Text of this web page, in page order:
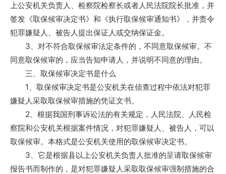
上公安机关负责人、检察院检察长或者人民法院院长批准，并
签发《取保候审决定书》和《执行取保候审通知书》，并责令
犯罪嫌疑人、被告人提出保证人或交纳保证金。
3、对不符合取保候审法定条件的，不同意取保候审。不
同意取保候审的，应当告知申请人，并说明不同意的理由。
三、取保候审决定书是什么
1、取保候审决定书是公安机关在侦查过程中依法对犯罪
嫌疑人采取取保候审措施的凭证文书。
2、根据我国刑事诉讼法的有关规定，人民法院、人民检
察院和公安机关根据案件情况，对犯罪嫌疑人、被告人，可以
取保候审。本格式是公安机关使用的取保候审决定书。
3、它是根据县以上公安机关负责人批准的呈请取保候审
报告书而制作的，是对犯罪嫌疑人采取取保候审强制措施的合